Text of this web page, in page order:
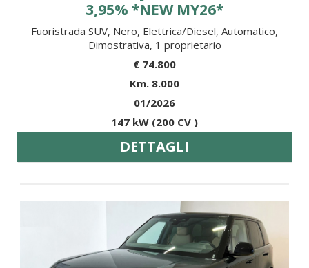
3,95% *NEW MY26*
Fuoristrada SUV, Nero, Elettrica/Diesel, Automatico,
Dimostrativa, 1 proprietario
€ 74.800
Km. 8.000
01/2026
147 kW (200 CV )
DETTAGLI